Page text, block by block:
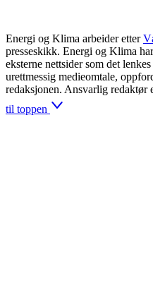
Energi og Klima arbeider etter
presseskikk. Energi og Klima
eksterne nettsider som det
urettmessig medieomtale,
redaksjonen. Ansvarlig redaktør
til toppen